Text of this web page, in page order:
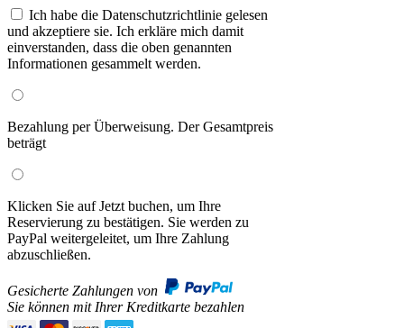
Ich habe die Datenschutzrichtlinie gelesen
und akzeptiere sie. Ich erkläre mich damit
einverstanden, dass die oben genannten
Informationen gesammelt werden.
Bezahlung per Überweisung. Der Gesamtpreis
beträgt
Klicken Sie auf Jetzt buchen, um Ihre
Reservierung zu bestätigen. Sie werden zu
PayPal weitergeleitet, um Ihre Zahlung
abzuschließen.
Gesicherte Zahlungen von
Sie können mit Ihrer Kreditkarte bezahlen